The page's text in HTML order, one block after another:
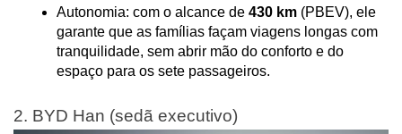
Autonomia: com o alcance de 430 km (PBEV), ele
garante que as famílias façam viagens longas com
tranquilidade, sem abrir mão do conforto e do
espaço para os sete passageiros.
2. BYD Han (sedã executivo)